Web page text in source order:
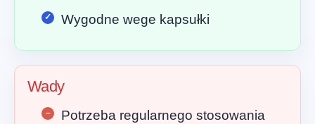
Wygodne wege kapsułki
Wady
Potrzeba regularnego stosowania